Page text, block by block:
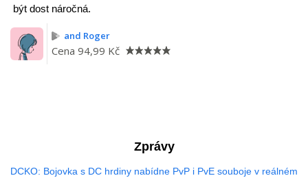
být dost náročná.
and Roger
Cena 94,99 Kč
Zprávy
DCKO: Bojovka s DC hrdiny nabídne PvP i PvE souboje v reálném